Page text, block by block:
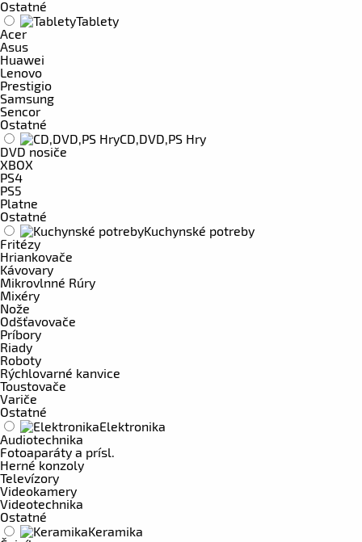
Ostatné
Tablety
Acer
Asus
Huawei
Lenovo
Prestigio
Samsung
Sencor
Ostatné
CD,DVD,PS Hry
DVD nosiče
XBOX
PS4
PS5
Platne
Ostatné
Kuchynské potreby
Fritézy
Hriankovače
Kávovary
Mikrovlnné Rúry
Mixéry
Nože
Odšťavovače
Príbory
Riady
Roboty
Rýchlovarné kanvice
Toustovače
Variče
Ostatné
Elektronika
Audiotechnika
Fotoaparáty a prísl.
Herné konzoly
Televízory
Videokamery
Videotechnika
Ostatné
Keramika